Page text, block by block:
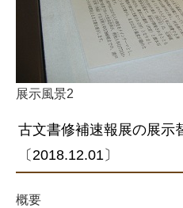
展示風景2
古文書修補速報展の展示
〔2018.12.01〕
概要